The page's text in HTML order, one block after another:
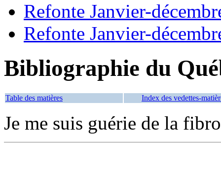
Refonte Janvier-
Refonte Janvier-
Bibliographie du
Table des matières Index des vedettes-
Je me suis guérie de la